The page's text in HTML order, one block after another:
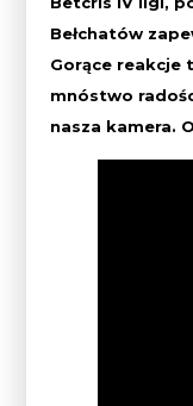
Bełchatów
Gorące reakcje
mnóstwo
nasza kamera.